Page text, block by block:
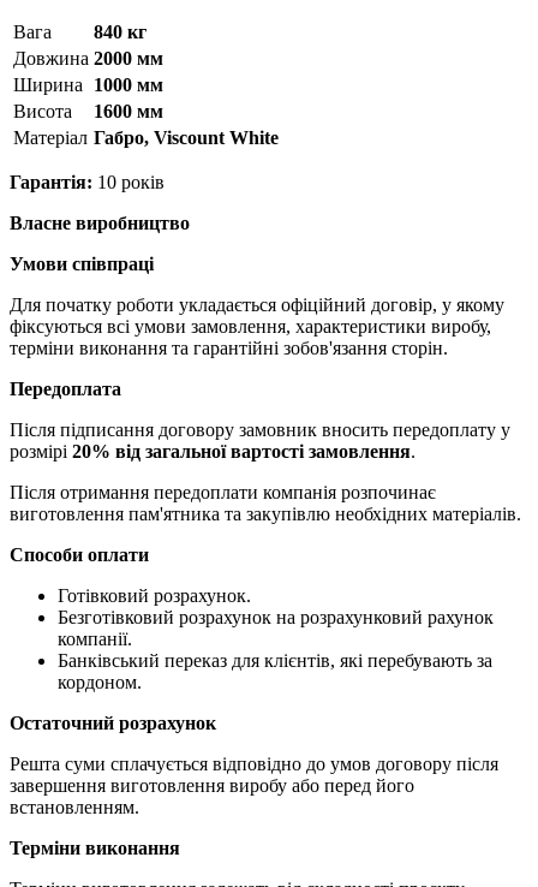
Вага
840 кг
Довжина 2000 мм
Ширина
1000 мм
Висота
1600 мм
Матерiал Габро, Viscount White
Гарантія: 10 років
Власне виробництво
Умови співпраці
Для початку роботи укладається офіційний договір, у якому
фіксуються всі умови замовлення, характеристики виробу,
терміни виконання та гарантійні зобов'язання сторін.
Передоплата
Після підписання договору замовник вносить передоплату у
розмірі 20% від загальної вартості замовлення.
Після отримання передоплати компанія розпочинає
виготовлення пам'ятника та закупівлю необхідних матеріалів.
Способи оплати
Готівковий розрахунок.
Безготівковий розрахунок на розрахунковий рахунок
компанії.
Банківський переказ для клієнтів, які перебувають за
кордоном.
Остаточний розрахунок
Решта суми сплачується відповідно до умов договору після
завершення виготовлення виробу або перед його
встановленням.
Терміни виконання